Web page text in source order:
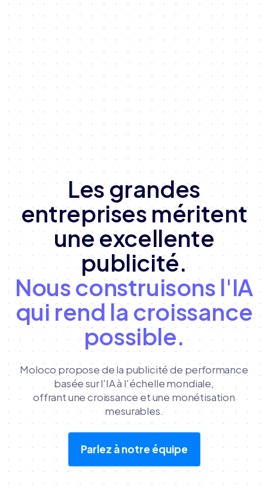
Les grandes
entreprises méritent
une excellente
publicité.
Nous construisons l'IA
qui rend la croissance
possible.
Moloco propose de la publicité de performance
basée sur l'IA à l'échelle mondiale,
offrant une croissance et une monétisation
mesurables.
Parlez à notre équipe